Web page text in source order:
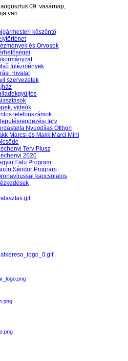
09. vasárnap,
van.
köszöntő
és Orvosok
Intézmények
Hivatal
szervezetek
videók
telefonszámok
terv
Nyugdíjas Otthon
Marcsi és Makk Marci Mini
Terv Plusz
2020
Falu Program
Sándor Program
kapcsolatos